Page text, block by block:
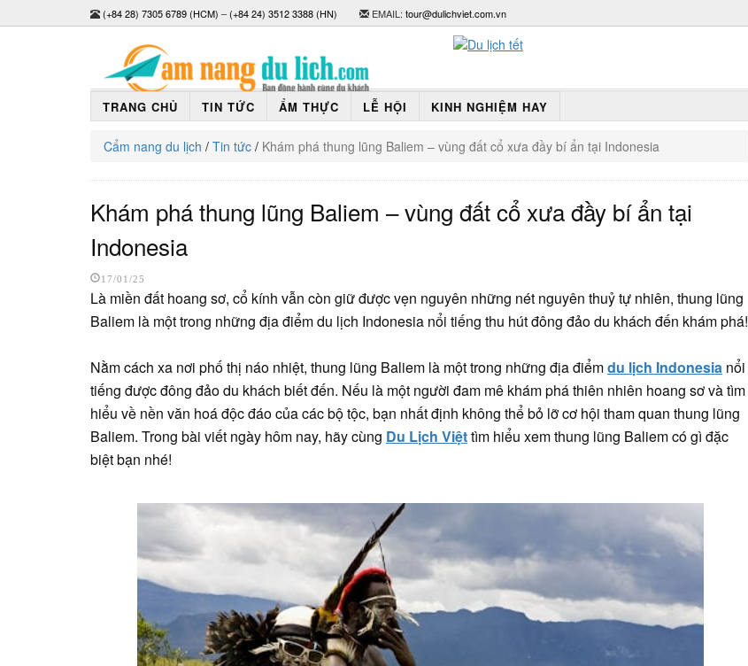
(+84 28) 7305 6789 (HCM) –(+84 24) 3512 3388 (HN) EMAIL: tour@dulichviet.com.vn
TRANG CHỦ TIN TỨC ẨM THỰC LỄ HỘI KINH NGHIỆM HAY
Cẩm nang du lịch / Tin tức / Khám phá thung lũng Baliem – vùng đất cổ xưa đầy bí ẩn tại Indonesia
Khám phá thung lũng Baliem – vùng đất cổ xưa đầy bí ẩn tại
Indonesia
17/01/25
Là miền đất hoang sơ, cổ kính vẫn còn giữ được vẹn nguyên những nét nguyên thuỷ tự nhiên, thung lũng
Baliem là một trong những địa điểm du lịch Indonesia nổi tiếng thu hút đông đảo du khách đến khám phá!
Nằm cách xa nơi phố thị náo nhiệt, thung lũng Baliem là một trong những địa điểmdu lịch Indonesia nổi
tiếng được đông đảo du khách biết đến. Nếu là một người đam mê khám phá thiên nhiên hoang sơ và tìm
hiểu về nền văn hoá độc đáo của các bộ tộc, bạn nhất định không thể bỏ lỡ cơ hội tham quan thung lũng
Baliem. Trong bài viết ngày hôm nay, hãy cùng Du Lịch Việttìm hiểu xem thung lũng Baliem có gì đặc
biệt bạn nhé!